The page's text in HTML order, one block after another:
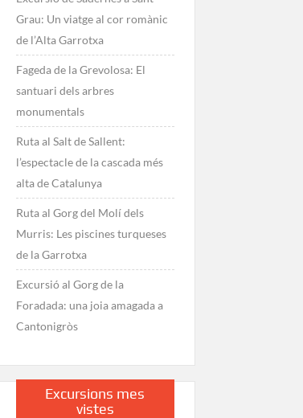
Grau: Un viatge al cor romànic
de l’Alta Garrotxa
Fageda de la Grevolosa: El
santuari dels arbres
monumentals
Ruta al Salt de Sallent:
l’espectacle de la cascada més
alta de Catalunya
Ruta al Gorg del Molí dels
Murris: Les piscines turqueses
de la Garrotxa
Excursió al Gorg de la
Foradada: una joia amagada a
Cantonigròs
Excursions mes
vistes